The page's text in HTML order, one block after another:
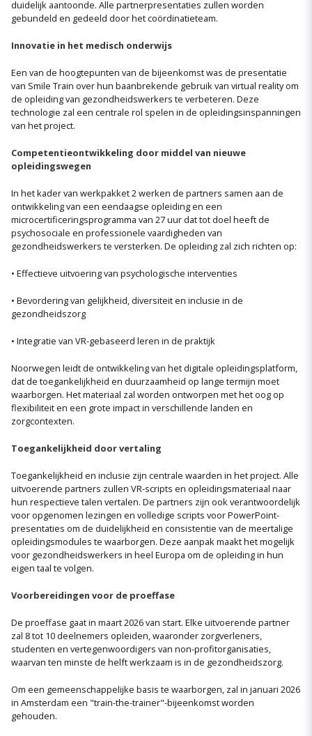
duidelijk aantoonde. Alle partnerpresentaties zullen worden
gebundeld en gedeeld door het coördinatieteam.
Innovatie in het medisch onderwijs
Een van de hoogtepunten van de bijeenkomst was de presentatie
van Smile Train over hun baanbrekende gebruik van virtual reality om
de opleiding van gezondheidswerkers te verbeteren. Deze
technologie zal een centrale rol spelen in de opleidingsinspanningen
van het project.
Competentieontwikkeling door middel van nieuwe
opleidingswegen
In het kader van werkpakket 2 werken de partners samen aan de
ontwikkeling van een eendaagse opleiding en een
microcertificeringsprogramma van 27 uur dat tot doel heeft de
psychosociale en professionele vaardigheden van
gezondheidswerkers te versterken. De opleiding zal zich richten op:
• Effectieve uitvoering van psychologische interventies
• Bevordering van gelijkheid, diversiteit en inclusie in de
gezondheidszorg
• Integratie van VR-gebaseerd leren in de praktijk
Noorwegen leidt de ontwikkeling van het digitale opleidingsplatform,
dat de toegankelijkheid en duurzaamheid op lange termijn moet
waarborgen. Het materiaal zal worden ontworpen met het oog op
flexibiliteit en een grote impact in verschillende landen en
zorgcontexten.
Toegankelijkheid door vertaling
Toegankelijkheid en inclusie zijn centrale waarden in het project. Alle
uitvoerende partners zullen VR-scripts en opleidingsmateriaal naar
hun respectieve talen vertalen. De partners zijn ook verantwoordelijk
voor opgenomen lezingen en volledige scripts voor PowerPoint-
presentaties om de duidelijkheid en consistentie van de meertalige
opleidingsmodules te waarborgen. Deze aanpak maakt het mogelijk
voor gezondheidswerkers in heel Europa om de opleiding in hun
eigen taal te volgen.
Voorbereidingen voor de proeffase
De proeffase gaat in maart 2026 van start. Elke uitvoerende partner
zal 8 tot 10 deelnemers opleiden, waaronder zorgverleners,
studenten en vertegenwoordigers van non-profitorganisaties,
waarvan ten minste de helft werkzaam is in de gezondheidszorg.
Om een gemeenschappelijke basis te waarborgen, zal in januari 2026
in Amsterdam een "train-the-trainer"-bijeenkomst worden
gehouden.